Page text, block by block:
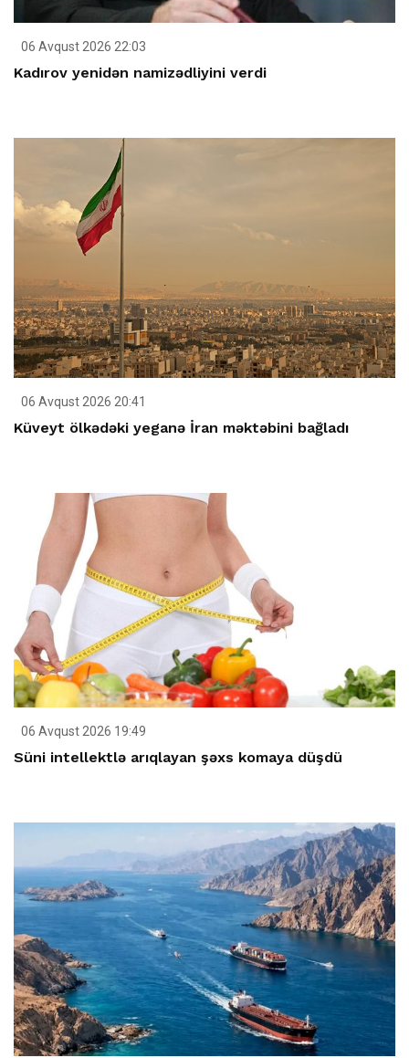
06 Avqust 2026 22:03
Kadırov yenidən namizədliyini verdi
06 Avqust 2026 20:41
Küveyt ölkədəki yeganə İran məktəbini bağladı
06 Avqust 2026 19:49
Süni intellektlə arıqlayan şəxs komaya düşdü